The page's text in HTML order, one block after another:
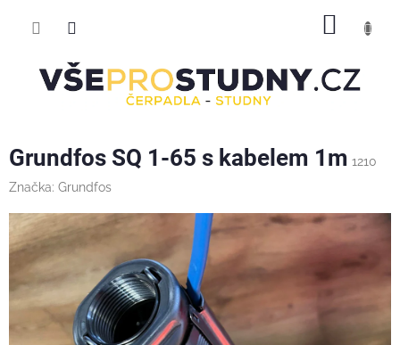
Grundfos SQ 1-65 s kabelem 1m 1210
Značka: Grundfos